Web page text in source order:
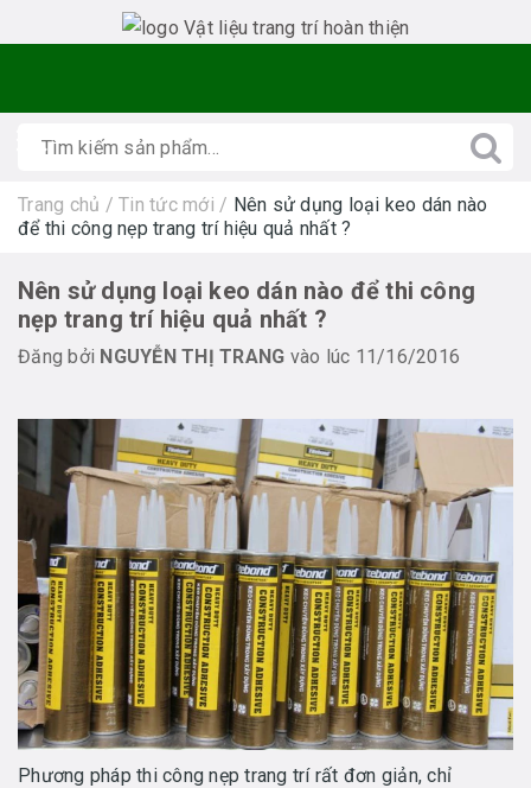
Trang chủ / Tin tức mới / Nên sử dụng loại keo dán nào
để thi công nẹp trang trí hiệu quả nhất ?
Nên sử dụng loại keo dán nào để thi công
nẹp trang trí hiệu quả nhất ?
Đăng bởi NGUYỄN THỊ TRANG vào lúc 11/16/2016
Phương pháp thi công nẹp trang trí rất đơn giản, chỉ